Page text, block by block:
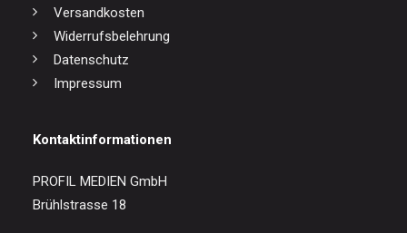
Versandkosten
Widerrufsbelehrung
Datenschutz
Impressum
Kontaktinformationen
PROFIL MEDIEN GmbH
Brühlstrasse 18